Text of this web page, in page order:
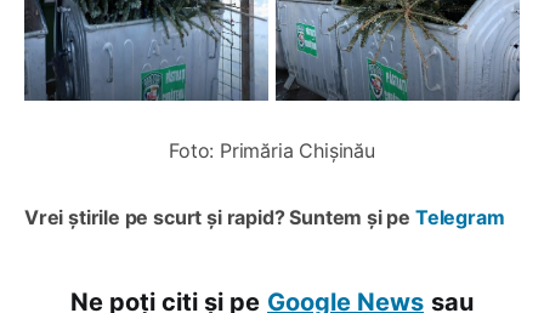
Foto: Primăria Chișinău
Vrei știrile pe scurt și rapid? Suntem și pe Telegram
Ne poți citi și pe Google News sau